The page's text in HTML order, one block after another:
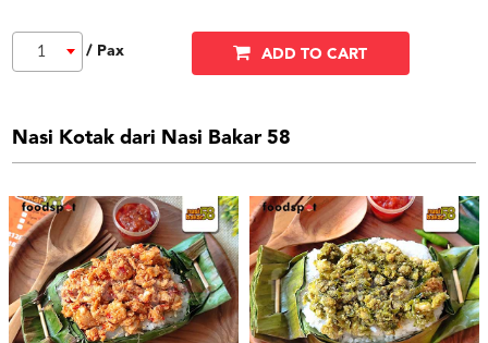
1 / Pax ADD TO CART
Nasi Kotak dari Nasi Bakar 58